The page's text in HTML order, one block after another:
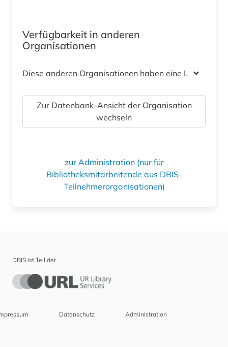
Verfügbarkeit in anderen
Organisationen
Diese anderen Organisationen haben eine Lizenz
Zur Datenbank-Ansicht der Organisation
wechseln
zur Administration (nur für
Bibliotheksmitarbeitende aus DBIS-
Teilnehmerorganisationen)
DBIS ist Teil der
Datenschutz Administration